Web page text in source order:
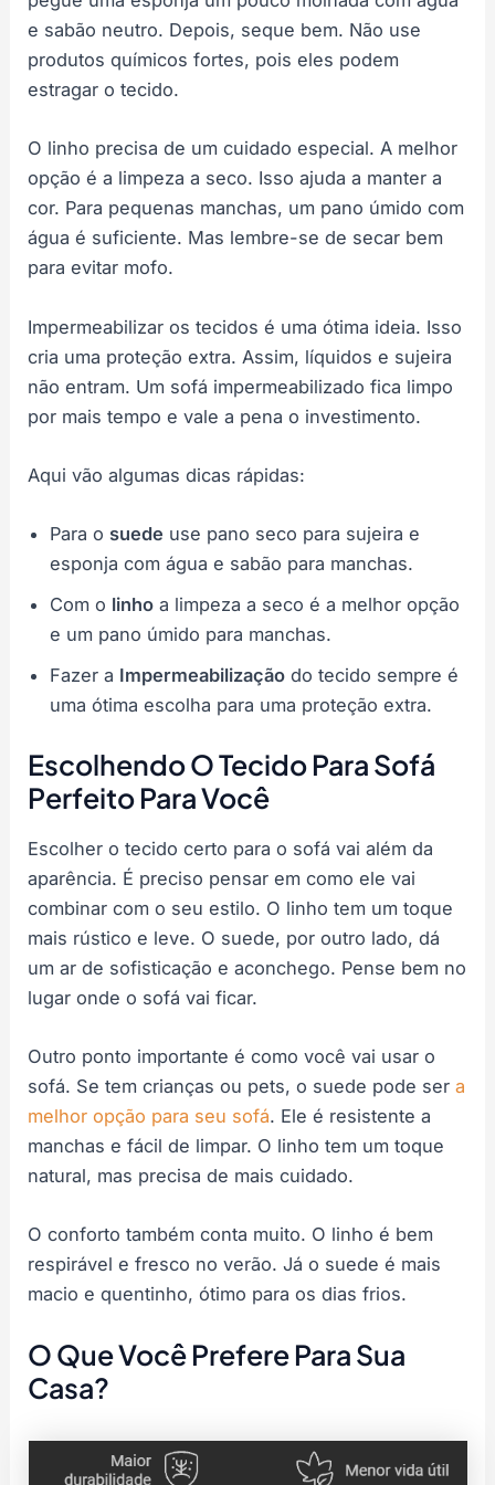
e sabão neutro. Depois, seque bem. Não use
produtos químicos fortes, pois eles podem
estragar o tecido.
O linho precisa de um cuidado especial. A melhor
opção é a limpeza a seco. Isso ajuda a manter a
cor. Para pequenas manchas, um pano úmido com
água é suficiente. Mas lembre-se de secar bem
para evitar mofo.
Impermeabilizar os tecidos é uma ótima ideia. Isso
cria uma proteção extra. Assim, líquidos e sujeira
não entram. Um sofá impermeabilizado fica limpo
por mais tempo e vale a pena o investimento.
Aqui vão algumas dicas rápidas:
Para o suede use pano seco para sujeira e
esponja com água e sabão para manchas.
Com o linho a limpeza a seco é a melhor opção
e um pano úmido para manchas.
Fazer a Impermeabilização do tecido sempre é
uma ótima escolha para uma proteção extra.
Escolhendo O Tecido Para Sofá
Perfeito Para Você
Escolher o tecido certo para o sofá vai além da
aparência. É preciso pensar em como ele vai
combinar com o seu estilo. O linho tem um toque
mais rústico e leve. O suede, por outro lado, dá
um ar de sofisticação e aconchego. Pense bem no
lugar onde o sofá vai ficar.
Outro ponto importante é como você vai usar o
sofá. Se tem crianças ou pets, o suede pode sera
melhor opção para seu sofá. Ele é resistente a
manchas e fácil de limpar. O linho tem um toque
natural, mas precisa de mais cuidado.
O conforto também conta muito. O linho é bem
respirável e fresco no verão. Já o suede é mais
macio e quentinho, ótimo para os dias frios.
O Que Você Prefere Para Sua
Casa?